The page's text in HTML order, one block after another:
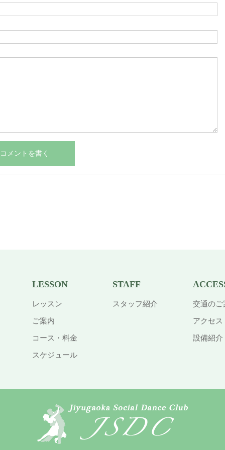
LESSON
レッスン
ご案内
コース・料金
スケジュール
STAFF
スタッフ紹介 交通のご
アクセス
設備紹介